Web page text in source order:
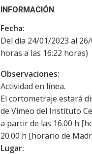
INFORMACIÓN
Fecha:
Del día 24/01/2023 al
horas a las 16:22 horas)
Observaciones:
Actividad en línea.
El cortometraje estará
de Vimeo del Instituto
a partir de las 16.00 h
20.00 h [horario de
Lugar: